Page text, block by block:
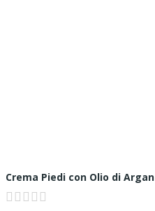
Crema Piedi con Olio di Argan